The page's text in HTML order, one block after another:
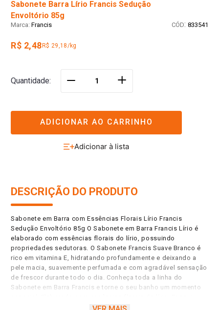
Sabonete Barra Lírio Francis Sedução
Envoltório 85g
Francis : 833541
R$ 2,48 R$ 29,18/kg
Quantidade ＋
ADICIONAR AO CARRINHO
DESCRIÇÃO DO PRODUTO
Sabonete em Barra com Essências Florais Lírio Francis
Sedução Envoltório 85g O Sabonete em Barra Francis Lírio é
elaborado com essências florais do lírio, possuindo
propriedades sedutoras. O Sabonete Francis Suave Branco é
rico em vitamina E, hidratando profundamente e deixando a
pele macia, suavemente perfumada e com agradável sensação
de frescor durante todo o dia. Conheça toda a linha do
Sabonete em Barra Francis e torne o seu banho um momento
propriedades sedutoras. Rico em Vitamina E. Fórmula